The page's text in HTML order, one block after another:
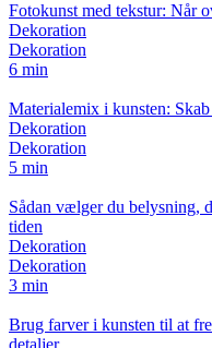
Fotokunst med tekstur: Når
Dekoration
Dekoration
6 min
Materialemix i kunsten:
Dekoration
Dekoration
5 min
Sådan vælger du belysning,
tiden
Dekoration
Dekoration
3 min
Brug farver i kunsten til at